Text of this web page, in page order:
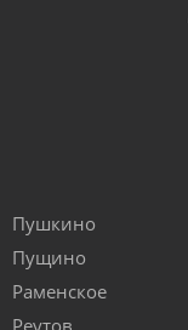
Пушкино
Пущино
Раменское